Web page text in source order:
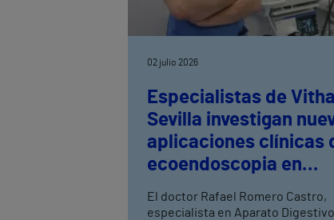
02 julio 2026
Especialistas de
Sevilla investigan
aplicaciones clínicas
ecoendoscopia en
El doctor Rafael Romero Castro,
especialista en Aparato